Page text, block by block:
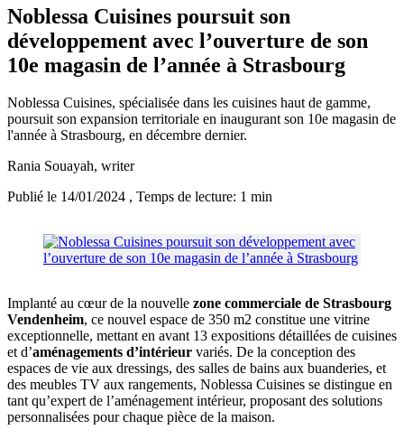
Noblessa Cuisines poursuit son
développement avec l’ouverture de son
10e magasin de l’année à Strasbourg
Noblessa Cuisines, spécialisée dans les cuisines haut de gamme,
poursuit son expansion territoriale en inaugurant son 10e magasin de
l'année à Strasbourg, en décembre dernier.
Rania Souayah, writer
Publié le 14/01/2024 , Temps de lecture: 1 min
Implanté au cœur de la nouvelle zone commerciale de Strasbourg
Vendenheim, ce nouvel espace de 350 m2 constitue une vitrine
exceptionnelle, mettant en avant 13 expositions détaillées de cuisines
et d’aménagements d’intérieur variés. De la conception des
espaces de vie aux dressings, des salles de bains aux buanderies, et
des meubles TV aux rangements, Noblessa Cuisines se distingue en
tant qu’expert de l’aménagement intérieur, proposant des solutions
personnalisées pour chaque pièce de la maison.